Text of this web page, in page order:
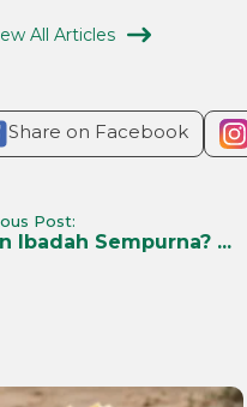
All Articles
Share on Facebook
Post:
Ibadah Sempurna? ...